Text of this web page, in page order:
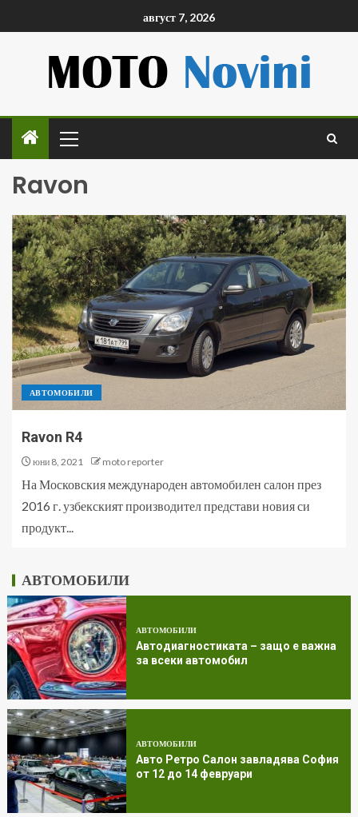
август 7, 2026
Ravon
АВТОМОБИЛИ
Ravon R4
юни 8, 2021 moto reporter
На Московския международен автомобилен салон през
2016 г. узбекският производител представи новия си
продукт...
АВТОМОБИЛИ
АВТОМОБИЛИ
Автодиагностиката – защо е важна
за всеки автомобил
АВТОМОБИЛИ
Авто Ретро Салон завладява София
от 12 до 14 февруари